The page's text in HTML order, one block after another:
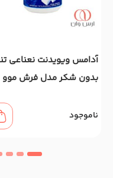
آدامس ویویدنت نعناعی
ناموجود